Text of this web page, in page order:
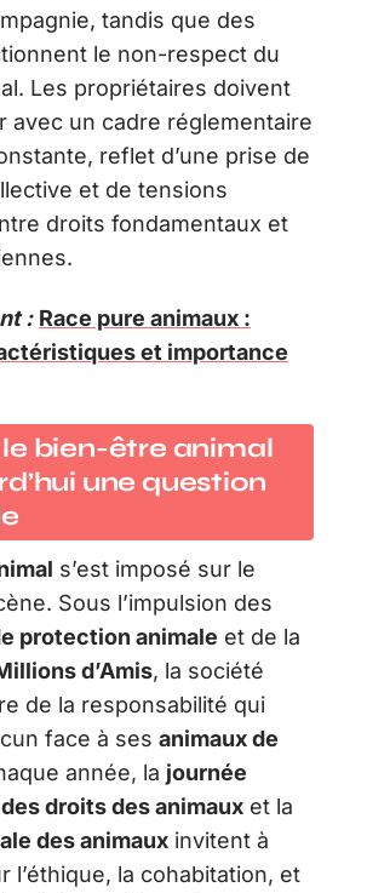
tandis que des
le non-respect du
Les propriétaires doivent
avec un cadre réglementaire
reflet d’une prise de
et de tensions
droits fondamentaux et
: Race pure animaux :
et importance
bien-être animal
une question
s’est imposé sur le
Sous l’impulsion des
protection animale et de la
d’Amis, la société
de la responsabilité qui
face à ses animaux de
année, la journée
droits des animaux et la
des animaux invitent à
l’éthique, la cohabitation, et